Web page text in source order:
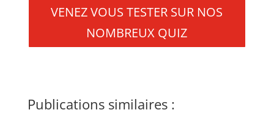
VENEZ VOUS TESTER SUR NOS
NOMBREUX QUIZ
Publications similaires :